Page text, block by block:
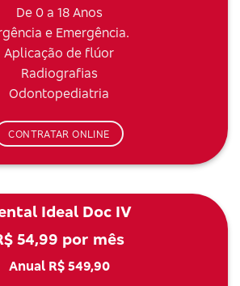
De 0 a 18 Anos
e Emergência.
Aplicação de flúor
Radiografias
Odontopediatria
CONTRATAR ONLINE
Ideal Doc IV
54,99 por mês
Anual R$ 549,90